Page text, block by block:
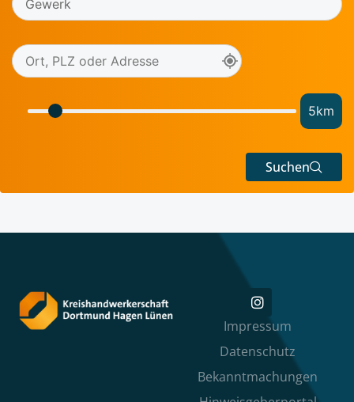
5km
Suchen
Impressum
Datenschutz
Bekanntmachungen